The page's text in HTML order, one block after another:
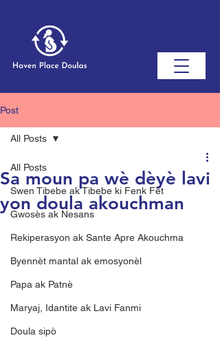
Post
All Posts
Swen Tibebe ak Tibebe ki Fenk Fèt
Gwosès ak Nesans
Rekiperasyon ak Sante Apre Akouchma
Byennèt mantal ak emosyonèl
Papa ak Patnè
Maryaj, Idantite ak Lavi Fanmi
Doula sipò
All Posts
Sa moun pa wè dèyè lavi
yon doula akouchman